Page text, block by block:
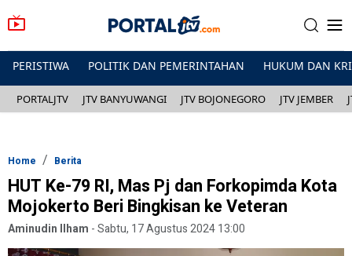
PERISTIWA POLITIK DAN PEMERINTAHAN HUKUM DAN
PORTALJTV JTV BANYUWANGI JTV BOJONEGORO JTV JEMBER
Home Berita
HUT Ke-79 RI, Mas Pj dan Forkopimda Kota
Mojokerto Beri Bingkisan ke Veteran
Aminudin Ilham -Sabtu, 17 Agustus 2024 13:00